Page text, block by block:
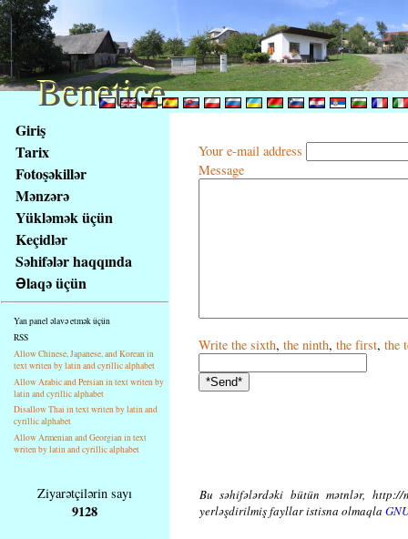
obsah
stránky
Klávesové
zkratky
tomto
webu
základní
strana
Giriş
Tarix
Fotoşəkillər
Mənzərə
Yükləmək üçün
Keçidlər
Səhifələr haqqında
Əlaqə üçün
Yan panel əlavə etmək üçün
RSS
Allow Chinese, Japanese, and Korean in
text writen by latin and cyrillic alphabet
Allow Arabic and Persian in text writen by
latin and cyrillic alphabet
Disallow Thai in text writen by latin and
cyrillic alphabet
Allow Armenian and Georgian in text
writen by latin and cyrillic alphabet
Your e-mail address
Message
Write the sixth, the ninth, the first, the
Ziyarətçilərin sayı
9128
Bu səhifələrdəki bütün mətnlər, http://
yerləşdirilmiş fayllar istisna olmaqla
Benetice
Benetice